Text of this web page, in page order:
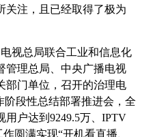
关注，且已经取得了极为
视总局联合工业和信息化
管理总局、中央广播电视
部门单位，召开的治理电
阶段性总结部署推进会，全
用户达到9249.5万、IPTV
圆满实现“开机看直播、